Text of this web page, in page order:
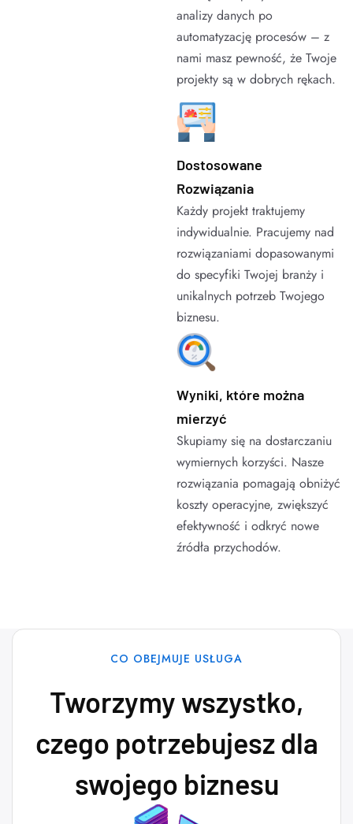
analizy danych po
automatyzację procesów – z
nami masz pewność, że Twoje
projekty są w dobrych rękach.
Dostosowane
Rozwiązania
Każdy projekt traktujemy
indywidualnie. Pracujemy nad
rozwiązaniami dopasowanymi
do specyfiki Twojej branży i
unikalnych potrzeb Twojego
biznesu.
Wyniki, które można
mierzyć
Skupiamy się na dostarczaniu
wymiernych korzyści. Nasze
rozwiązania pomagają obniżyć
koszty operacyjne, zwiększyć
efektywność i odkryć nowe
źródła przychodów.
CO OBEJMUJE USŁUGA
Tworzymy wszystko,
czego potrzebujesz dla
swojego biznesu